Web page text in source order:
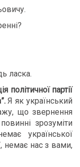
ласка.
політичної партії
Я як український
що звернення
зрозуміти
української
немає нас з вами,